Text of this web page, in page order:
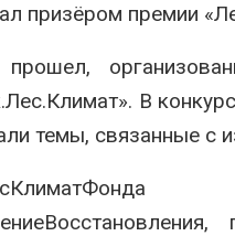
призёром премии
В
темы, связанные с